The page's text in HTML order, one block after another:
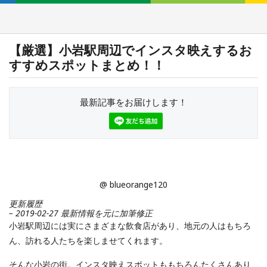
【厳選】小岩駅周辺でインスタ映えするお
すすめスポットまとめ！！
最新記事をお届けします！
@ blueorange120
更新履歴
– 2019-02-27 最新情報を元に加筆修正
小岩駅周辺には実にさまざまな飲食店があり、地元の人はもちろ
ん、訪れる人たちを楽しませてくれます。
そんな小岩の街。インスタ映えスポットももちろんたくさんあり